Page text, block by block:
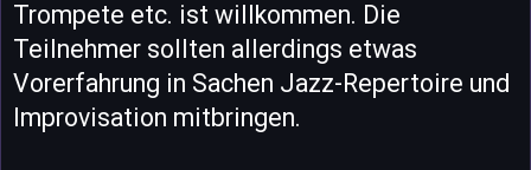
Trompete etc. ist willkommen. Die
Teilnehmer sollten allerdings etwas
Vorerfahrung in Sachen Jazz-Repertoire und
Improvisation mitbringen.